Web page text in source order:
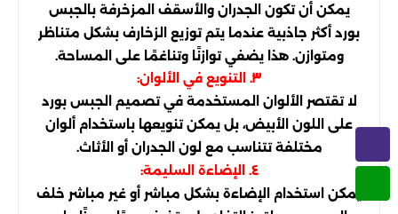
يمكن أن تكون الجدران والأسقف المزخرفة بالجبس
بورد أكثر جاذبية عندما يتم توزيع الزخارف بشكل متناظر
ومتوازن. هذا يضفي توازنًا وتناغمًا على المساحة.
٣. التنويع في الألوان:
لا تقتصر الألوان المستخدمة في تصميم الجبس بورد
على اللون الأبيض، بل يمكن تنويعها باستخدام ألوان
مختلفة تتناسب مع لون الجدران أو الأثاث.
٤. الإضاءة السليمة:
يمكن استخدام الإضاءة بشكل مباشر أو غير مباشر خلف